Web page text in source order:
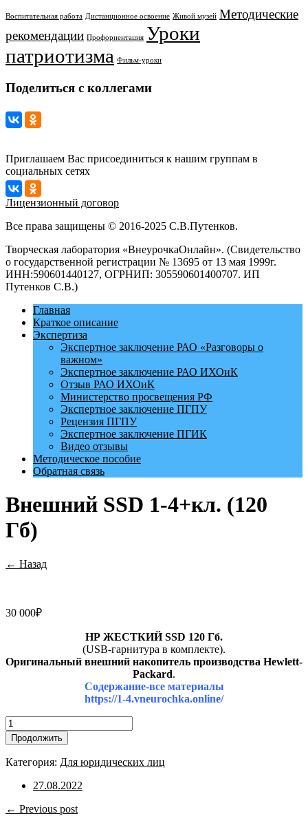
Воспитательная работа Дистанционное освоение Живой музей Методические
рекомендации Профориентация Уроки
патриотизма Фильм-уроки
Поделиться с коллегами
Приглашаем Вас присоединиться к нашим группам в
социальных сетях
Лицензионный договор
Все права защищены © 2016-2025 С.В.Путенков.
Творческая лаборатория «ВнеурочкаОнлайн». (Свидетельство
о государственной регистрации № 13695 от 13 мая 1999г.
ИНН:590601440127, ОГРНИП: 305590601400707. ИП
Путенков С.В.)
Главная
Краткое описание
Экспертиза
Экспертное заключение РАО «Разговоры о
важном»
Экспертное заключение РАО ИХОиК
Отзыв РАО ИХОиК
Министерство просвещения РФ
Экспертное заключение ПГПУ
Рецензия ПГПУ
Экспертное заключение ПГИК
Видео отзывы
Методическое пособие
Обратная связь
Внешний SSD 1-4+кл. (120
Гб)
← Назад
30 000₽
НР ЖЕСТКИЙ SSD 120 Гб.
(USB-гарнитура в комплекте).
Оригинальный внешний накопитель производства Hewlett-
Packard.
Содержание-все материалы
https://1-4.vneurochka.online/
Количество
товара
Внешний
SSD
4+кл.
Гб)
Продолжить
Категория: Для юридических лиц
27.08.2022
← Previous post